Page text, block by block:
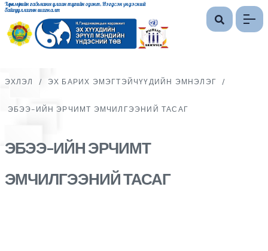
Хөдөлмөрийн гавьяаны улаан тугийн одонт, Нэгдсэн үндэсний
байгууллагын шагналт
ЭХЛЭЛ / ЭХ БАРИХ ЭМЭГТЭЙЧҮҮДИЙН ЭМНЭЛЭГ /
ЭБЭЭ-ИЙН ЭРЧИМТ ЭМЧИЛГЭЭНИЙ ТАСАГ
ЭБЭЭ-ИЙН ЭРЧИМТ
ЭМЧИЛГЭЭНИЙ ТАСАГ